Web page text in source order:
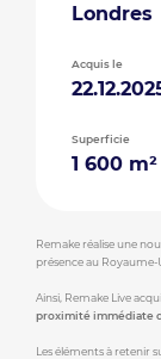
Londres
Acquis le
Superficie
1 600 m²
Remake réalise une
présence au Royaume-
Ainsi, Remake Live
proximité immédiate
Les éléments à retenir